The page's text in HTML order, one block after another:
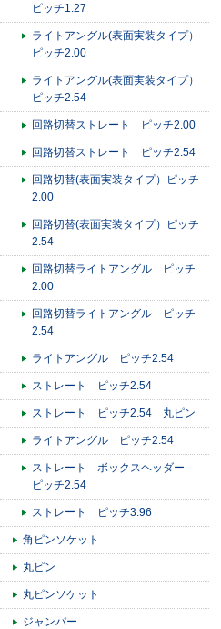
ピッチ1.27
ライトアングル(表面実装タイプ）
ピッチ2.00
ライトアングル(表面実装タイプ）
ピッチ2.54
回路切替ストレート ピッチ2.00
回路切替ストレート ピッチ2.54
回路切替(表面実装タイプ）ピッチ
2.00
回路切替(表面実装タイプ）ピッチ
2.54
回路切替ライトアングル ピッチ
2.00
回路切替ライトアングル ピッチ
2.54
ライトアングル ピッチ2.54
ストレート ピッチ2.54
ストレート ピッチ2.54 丸ピン
ライトアングル ピッチ2.54
ストレート ボックスヘッダー
ピッチ2.54
ストレート ピッチ3.96
角ピンソケット
丸ピン
丸ピンソケット
ジャンパー